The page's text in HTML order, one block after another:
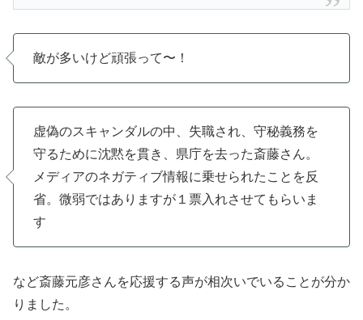
敵が多いけど頑張って〜！
虚偽のスキャンダルの中、失職され、守秘義務を
守るために沈黙を貫き、県庁を去った斎藤さん。
メディアのネガティブ情報に乗せられたことを反
省。微弱ではありますが１票入れさせてもらいま
す
など斎藤元彦さんを応援する声が相次いでいることが分か
りました。